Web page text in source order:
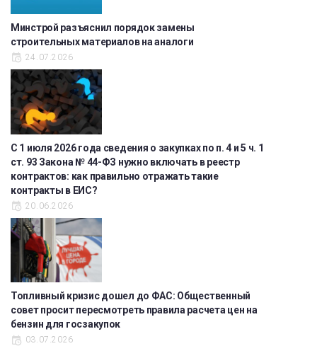
Минстрой разъяснил порядок замены
строительных материалов на аналоги
24.07.2026
С 1 июля 2026 года сведения о закупках по п. 4 и 5 ч. 1
ст. 93 Закона № 44-ФЗ нужно включать в реестр
контрактов: как правильно отражать такие
контракты в ЕИС?
20.06.2026
Топливный кризис дошел до ФАС: Общественный
совет просит пересмотреть правила расчета цен на
бензин для госзакупок
03.07.2026